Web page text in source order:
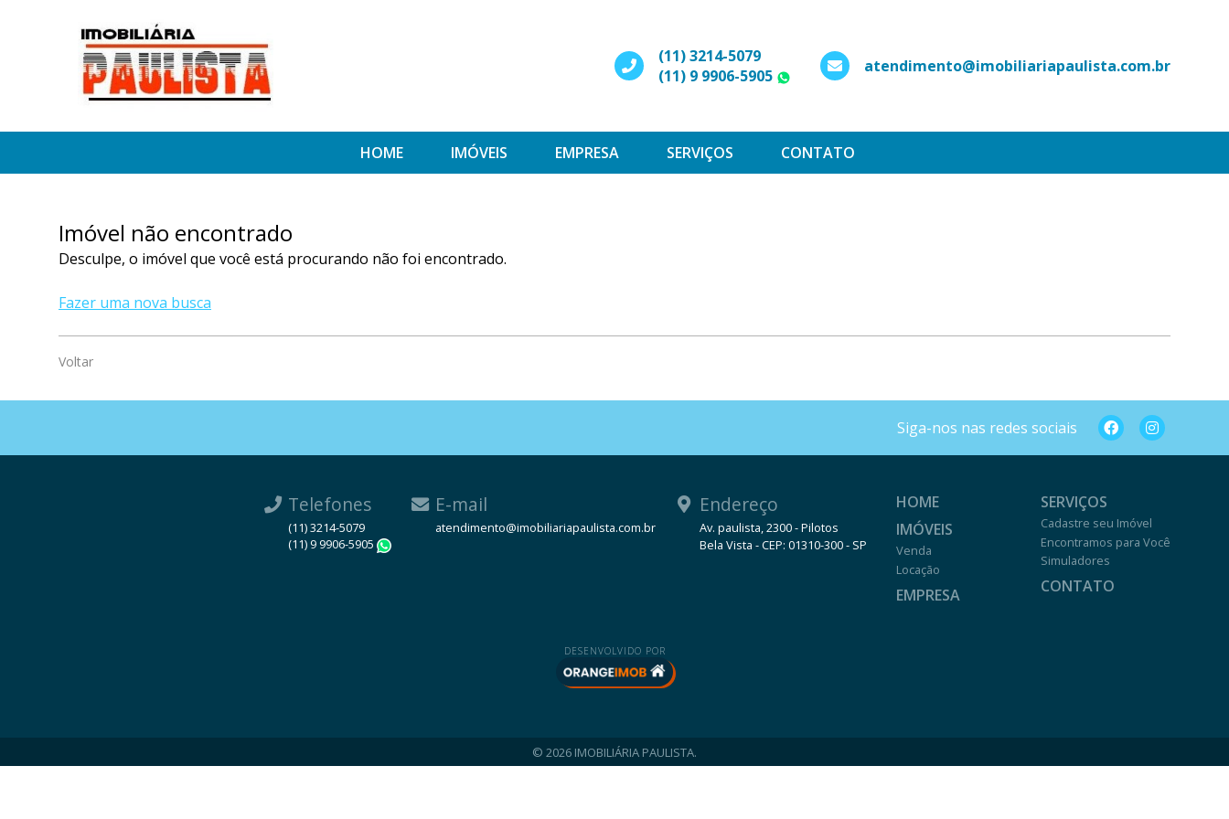
(11) 3214-5079
(11) 9 9906-5905
WhatsApp
atendimento@imobiliariapaulista.com.br
HOME IMÓVEIS EMPRESA SERVIÇOS CONTATO
Imóvel não encontrado
Desculpe, o imóvel que você está procurando não foi encontrado.
Fazer uma nova busca
Voltar
Siga-nos nas redes sociais
Telefones
(11) 3214-5079
(11) 9 9906-5905
E-mail
atendimento@imobiliariapaulista.com.br
Endereço
Av. paulista, 2300 - Pilotos
Bela Vista - CEP: 01310-300 - SP
HOME
IMÓVEIS
Venda
Locação
EMPRESA
SERVIÇOS
Cadastre seu Imóvel
Encontramos para Você
Simuladores
CONTATO
DESENVOLVIDO POR
© 2026 IMOBILIÁRIA PAULISTA.